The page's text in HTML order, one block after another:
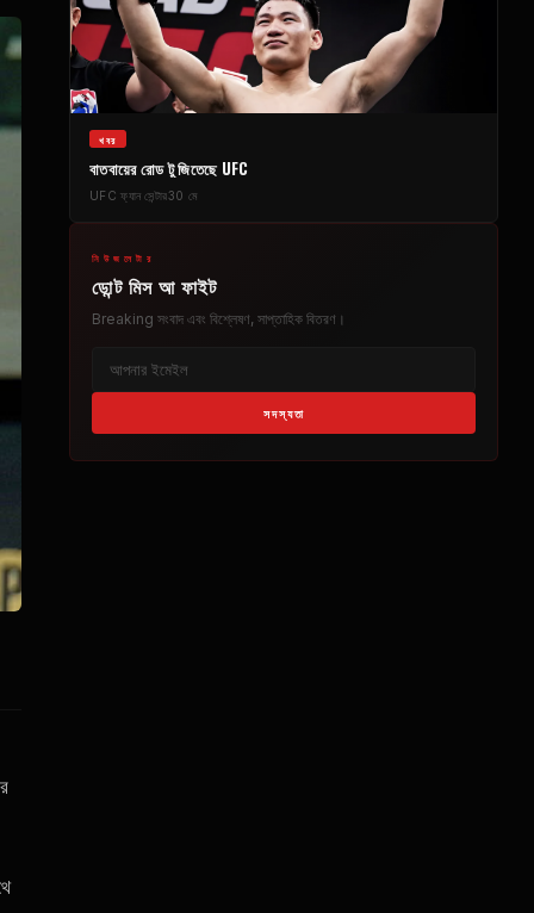
খবর
বাতবায়ের রোড টু জিতেছে UFC
UFC ফ্যান সেন্টার30 মে
নিউজলেটার
ডোন্ট মিস আ ফাইট
Breaking সংবাদ এবং বিশ্লেষণ, সাপ্তাহিক বিতরণ।
সদস্যতা